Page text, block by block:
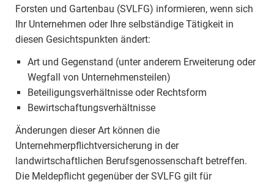
Forsten und Gartenbau (SVLFG) informieren, wenn sich
Ihr Unternehmen oder Ihre selbständige Tätigkeit in
diesen Gesichtspunkten ändert:
Art und Gegenstand (unter anderem Erweiterung oder
Wegfall von Unternehmensteilen)
Beteiligungsverhältnisse oder Rechtsform
Bewirtschaftungsverhältnisse
Änderungen dieser Art können die
Unternehmerpflichtversicherung in der
landwirtschaftlichen Berufsgenossenschaft betreffen.
Die Meldepflicht gegenüber der SVLFG gilt für